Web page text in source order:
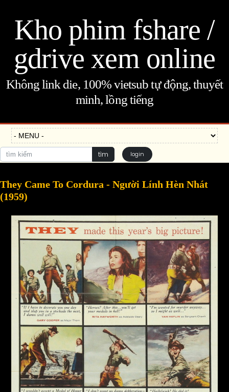
Kho phim fshare /
gdrive xem online
Không link die, 100% vietsub tự động, thuyết
minh, lồng tiếng
tìm login
They Came To Cordura - Người Lính Hèn Nhát
(1959)